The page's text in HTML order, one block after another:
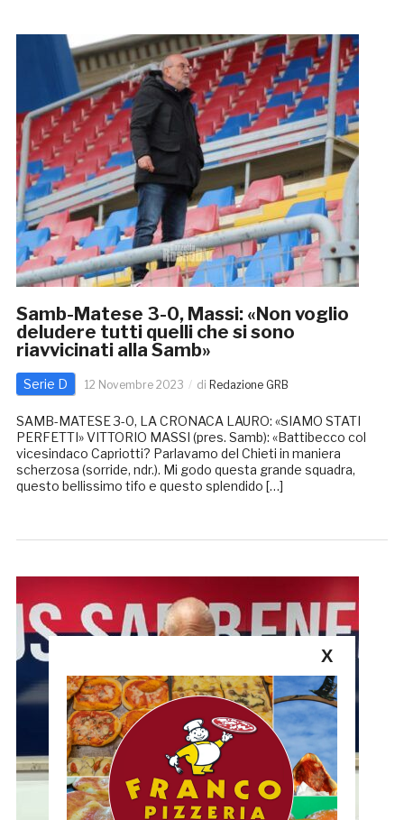
Samb-Matese 3-0, Massi: «Non voglio
deludere tutti quelli che si sono
riavvicinati alla Samb»
Serie D 12 Novembre 2023 di Redazione GRB
SAMB-MATESE 3-0, LA CRONACA LAURO: «SIAMO STATI
PERFETTI» VITTORIO MASSI (pres. Samb): «Battibecco col
vicesindaco Capriotti? Parlavamo del Chieti in maniera
scherzosa (sorride, ndr.). Mi godo questa grande squadra,
questo bellissimo tifo e questo splendido […]
X